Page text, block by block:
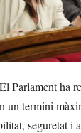
Parlament ha
un termini
seguretat i